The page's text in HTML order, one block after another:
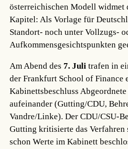
österreichischen Modell widmet
Kapitel: Als Vorlage für
Standort- noch unter Vollzugs-
Aufkommensgesichtspunkten
Am Abend des 7. Juli trafen in
der Frankfurt School of Finance
Kabinettsbeschluss
aufeinander (Gutting/CDU,
Vandre/Linke). Der CDU/CSU-
Gutting kritisierte das Verfahren
schon Werte im Kabinett